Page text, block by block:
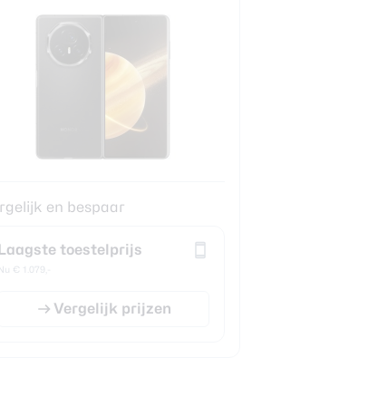
en bespaar
toestelprijs
€ 1.079,-
Vergelijk prijzen